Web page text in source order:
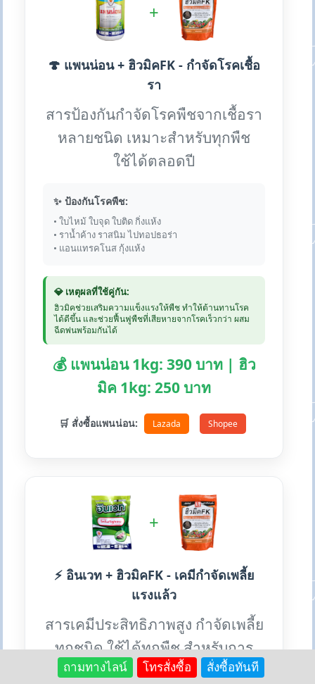
+
🍄 แพนน่อน + ฮิวมิคFK - กำจัดโรคเชื้อ
รา
สารป้องกันกำจัดโรคพืชจากเชื้อรา
หลายชนิด เหมาะสำหรับทุกพืช
ใช้ได้ตลอดปี
✨ ป้องกันโรคพืช:
• ใบไหม้ ใบจุด ใบติด กิ่งแห้ง
• ราน้ำค้าง ราสนิม ไปทอปธอร่า
• แอนแทรคโนส กุ้งแห้ง
💎 เหตุผลที่ใช้คู่กัน:
ฮิวมิคช่วยเสริมความแข็งแรงให้พืช ทำให้ต้านทานโรค
ได้ดีขึ้น และช่วยฟื้นฟูพืชที่เสียหายจากโรคเร็วกว่า ผสม
ฉีดพ่นพร้อมกันได้
💰 แพนน่อน 1kg: 390 บาท | ฮิว
มิค 1kg: 250 บาท
🛒 สั่งซื้อแพนน่อน: Lazada Shopee
+
⚡ อินเวท + ฮิวมิคFK - เคมีกำจัดเพลี้ย
แรงแล้ว
สารเคมีประสิทธิภาพสูง กำจัดเพลี้ย
ทุกชนิด ใช้ได้ทุกพืช สำหรับการ
ระบาดหนัก
ถามทางไลน์ โทรสั่งซื้อ สั่งซื้อทันที